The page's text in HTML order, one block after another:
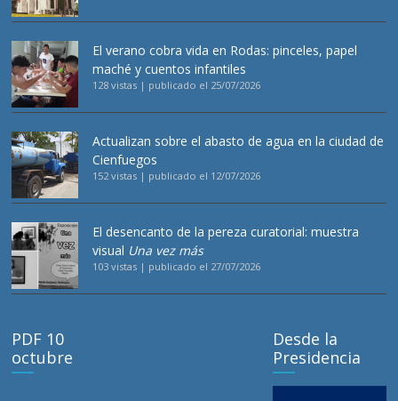
El verano cobra vida en Rodas: pinceles, papel
maché y cuentos infantiles
128 vistas | publicado el 25/07/2026
Actualizan sobre el abasto de agua en la ciudad de
Cienfuegos
152 vistas | publicado el 12/07/2026
El desencanto de la pereza curatorial: muestra
visual Una vez más
103 vistas | publicado el 27/07/2026
PDF 10
octubre
Desde la
Presidencia